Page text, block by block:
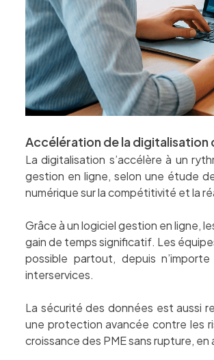
Accélération de la digitalisation
La digitalisation s’accélère à un
gestion en ligne, selon une étude
numérique sur la compétitivité et la
Grâce à un logiciel gestion en ligne,
gain de temps significatif. Les
possible partout, depuis
interservices.
La sécurité des données est aussi
une protection avancée contre les
croissance des PME sans rupture,